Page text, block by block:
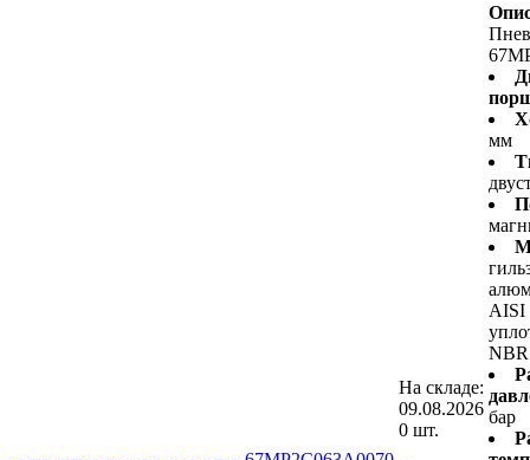
На складе:
09.08.2026
0 шт.
мм
AISI
NBR
бар